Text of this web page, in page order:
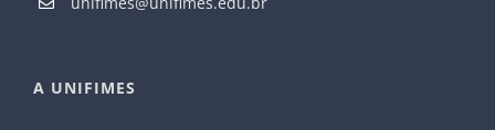
A UNIFIMES